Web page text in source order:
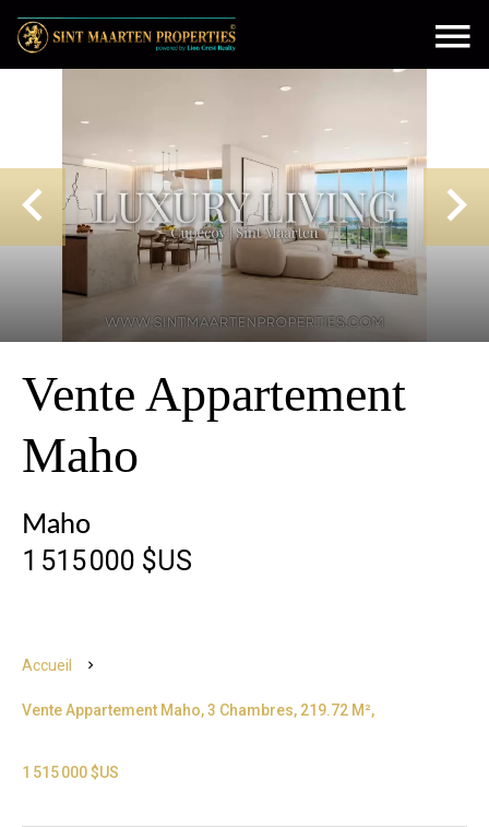
Vente Appartement
Maho
Maho
1 515 000 $US
Accueil
Vente Appartement Maho, 3 Chambres, 219.72 M²,
1 515 000 $US